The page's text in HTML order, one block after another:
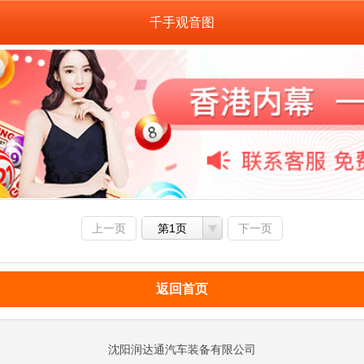
千手观音图
上一页 第1页 下一页
返回首页
沈阳润达通汽车装备有限公司